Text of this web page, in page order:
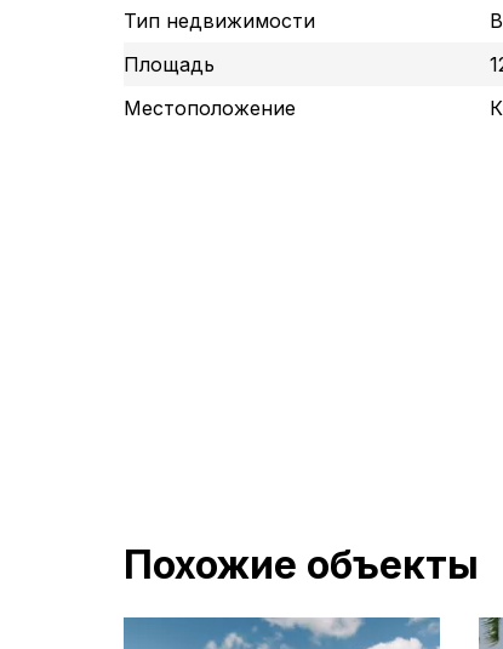
Тип недвижимости
Площадь
Местоположение
Похожие объекты